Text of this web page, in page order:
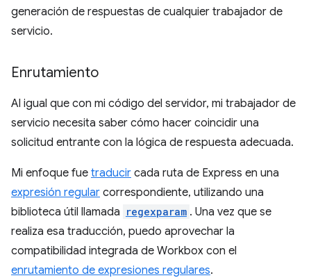
generación de respuestas de cualquier trabajador de
servicio.
Enrutamiento
Al igual que con mi código del servidor, mi trabajador de
servicio necesita saber cómo hacer coincidir una
solicitud entrante con la lógica de respuesta adecuada.
Mi enfoque fue traducir cada ruta de Express en una
expresión regular correspondiente, utilizando una
biblioteca útil llamada regexparam . Una vez que se
realiza esa traducción, puedo aprovechar la
compatibilidad integrada de Workbox con el
enrutamiento de expresiones regulares.